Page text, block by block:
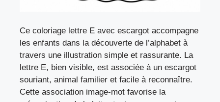
Ce coloriage lettre E avec escargot accompagne
les enfants dans la découverte de l’alphabet à
travers une illustration simple et rassurante. La
lettre E, bien visible, est associée à un escargot
souriant, animal familier et facile à reconnaître.
Cette association image-mot favorise la